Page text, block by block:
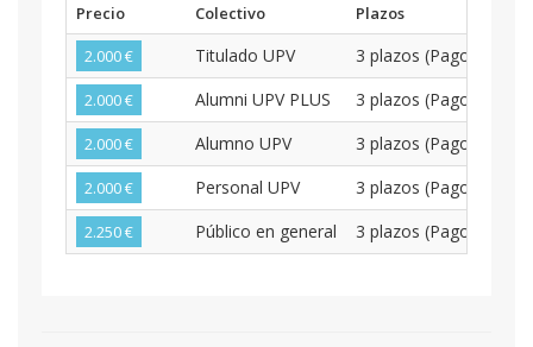
Precio Colectivo
Plazos
2.000 €
Titulado UPV 3 plazos (Pago
2.000 € Alumni UPV PLUS 3 plazos (Pago
2.000 € Alumno UPV 3 plazos (Pago
2.000 € Personal UPV 3 plazos (Pago
2.250 € Público en general 3 plazos (Pago